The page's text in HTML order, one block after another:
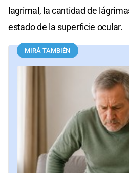
lagrimal, la cantidad de
estado de la superficie ocular.
MIRÁ TAMBIÉN